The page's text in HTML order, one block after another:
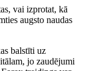
vai izprotat, kā
augsto naudas
balstīti uz
jo zaudējumi